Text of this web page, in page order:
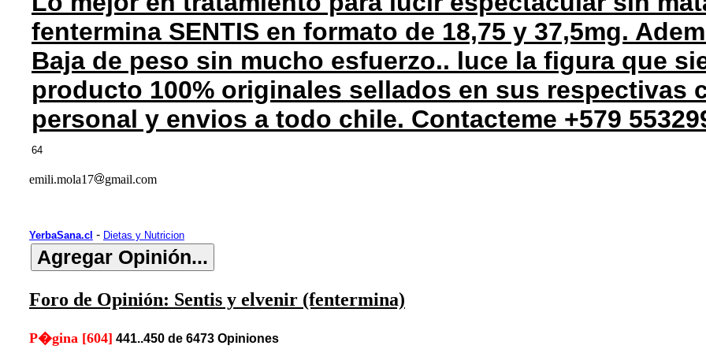
fentermina SENTIS en formato de 18,75 y 37,5mg.
Baja de peso sin mucho esfuerzo.. luce la figura que
producto 100% originales sellados en sus respectivas
personal y envios a todo chile. Contacteme +579
64
emili.mola17 gmail.com
YerbaSana.cl - Dietas y Nutricion
Foro de Opinión: Sentis y elvenir (fentermina)
P�gina [604] 441..450 de 6473 Opiniones